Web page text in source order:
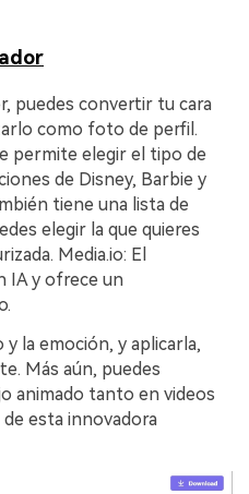
puedes convertir tu cara
como foto de perfil.
permite elegir el tipo de
de Disney, Barbie y
tiene una lista de
elegir la que quieres
Media.io: El
IA y ofrece un
la emoción, y aplicarla,
Más aún, puedes
animado tanto en videos
esta innovadora